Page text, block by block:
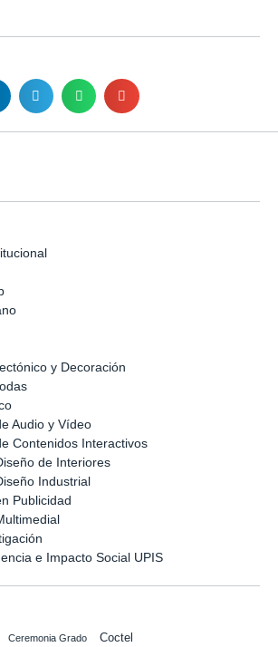
y Decoración
Audio y Vídeo
Contenidos Interactivos
de Interiores
Industrial
Publicidad
e Impacto Social UPIS
Ceremonia Grado Coctel